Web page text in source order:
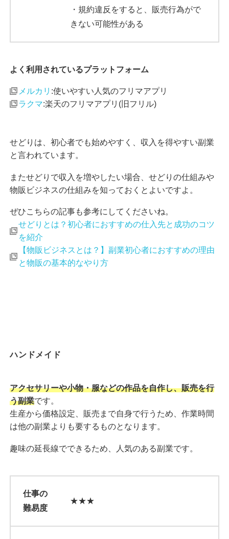
・規約違反をすると、販売行為がで
きない可能性がある
よく利用されているプラットフォーム
メルカリ :使いやすい人気のフリマアプリ
ラクマ:楽天のフリマアプリ(旧フリル)
せどりは、初心者でも始めやすく、収入を得やすい副業
と言われています。
またせどりで収入を増やしたい場合、せどりの仕組みや
物販ビジネスの仕組みを知っておくとよいですよ。
ぜひこちらの記事も参考にしてくださいね。
せどりとは？初心者におすすめの仕入先と成功のコツ
を紹介
【物販ビジネスとは？】副業初心者におすすめの理由
と物販の基本的なやり方
ハンドメイド
アクセサリーや小物・服などの作品を自作し、販売を行
う副業です。
生産から価格設定、販売まで自身で行うため、作業時間
は他の副業よりも要するものとなります。
趣味の延長線でできるため、人気のある副業です。
仕事の
難易度
★★★